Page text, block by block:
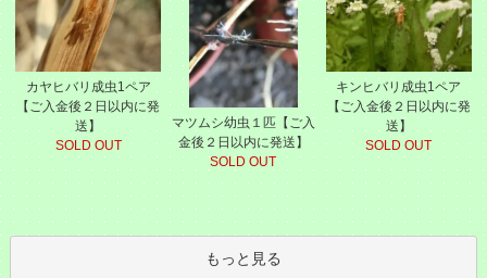
カヤヒバリ成虫1ペア
【ご入金後２日以内に発
送】
SOLD OUT
マツムシ幼虫１匹【ご入
金後２日以内に発送】
SOLD OUT
キンヒバリ成虫1ペア
【ご入金後２日以内に発
送】
SOLD OUT
もっと見る